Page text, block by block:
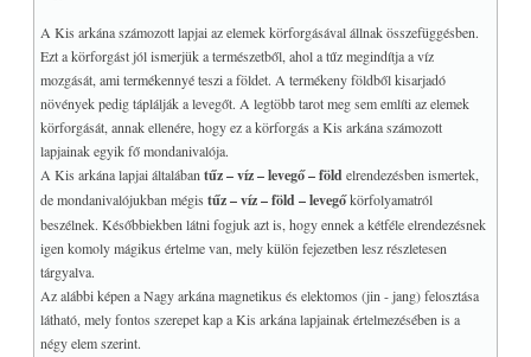
♥ Az alsó és felső világ
Bardon negyedik kártyája
Az Udvari lapok
MELLÉKLET
Hogyan működik?
Példák a lapok értelmezésére
Endogén légzés
Életenergia, prána légzés
A TAROT és a teremtés
Zárszó
A Kis arkána számozott lapjai az elemek körforgásával állnak összefüggésben.
Ezt a körforgást jól ismerjük a természetből, ahol a tűz megindítja a víz
mozgását, ami termékennyé teszi a földet. A termékeny földből kisarjadó
növények pedig táplálják a levegőt. A legtöbb tarot meg sem említi az elemek
körforgását, annak ellenére, hogy ez a körforgás a Kis arkána számozott
lapjainak egyik fő mondanivalója.
A Kis arkána lapjai általábantűz – víz – levegő – földelrendezésben ismertek,
de mondanivalójukban mégistűz – víz – föld – levegőkörfolyamatról
beszélnek. Későbbiekben látni fogjuk azt is, hogy ennek a kétféle elrendezésnek
igen komoly mágikus értelme van, mely külön fejezetben lesz részletesen
tárgyalva.
Az alábbi képen a Nagy arkána magnetikus és elektomos (jin - jang) felosztása
látható, mely fontos szerepet kap a Kis arkána lapjainak értelmezésében is a
négy elem szerint.